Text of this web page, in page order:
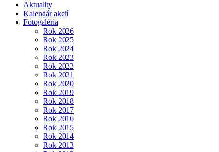
Aktuality
Kalendár akcií
Fotogaléria
Rok 2026
Rok 2025
Rok 2024
Rok 2023
Rok 2022
Rok 2021
Rok 2020
Rok 2019
Rok 2018
Rok 2017
Rok 2016
Rok 2015
Rok 2014
Rok 2013